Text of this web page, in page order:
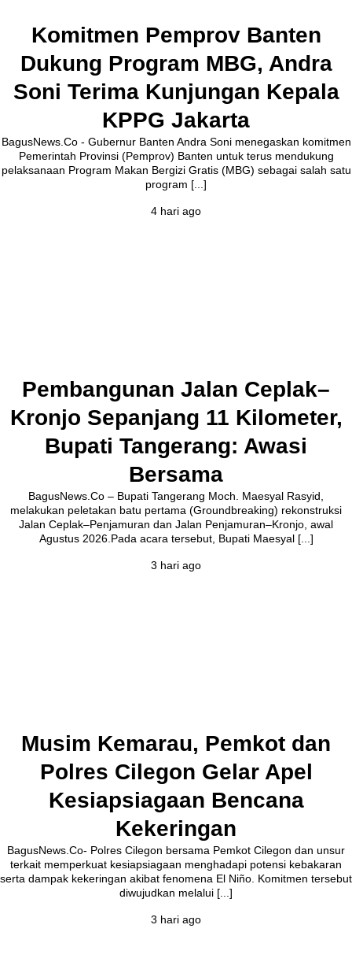
Komitmen Pemprov Banten
Dukung Program MBG, Andra
Soni Terima Kunjungan Kepala
KPPG Jakarta
BagusNews.Co - Gubernur Banten Andra Soni menegaskan komitmen
Pemerintah Provinsi (Pemprov) Banten untuk terus mendukung
pelaksanaan Program Makan Bergizi Gratis (MBG) sebagai salah satu
program [...]
4 hari ago
Pembangunan Jalan Ceplak–
Kronjo Sepanjang 11 Kilometer,
Bupati Tangerang: Awasi
Bersama
BagusNews.Co – Bupati Tangerang Moch. Maesyal Rasyid,
melakukan peletakan batu pertama (Groundbreaking) rekonstruksi
Jalan Ceplak–Penjamuran dan Jalan Penjamuran–Kronjo, awal
Agustus 2026.Pada acara tersebut, Bupati Maesyal [...]
3 hari ago
Musim Kemarau, Pemkot dan
Polres Cilegon Gelar Apel
Kesiapsiagaan Bencana
Kekeringan
BagusNews.Co- Polres Cilegon bersama Pemkot Cilegon dan unsur
terkait memperkuat kesiapsiagaan menghadapi potensi kebakaran
serta dampak kekeringan akibat fenomena El Niño. Komitmen tersebut
diwujudkan melalui [...]
3 hari ago